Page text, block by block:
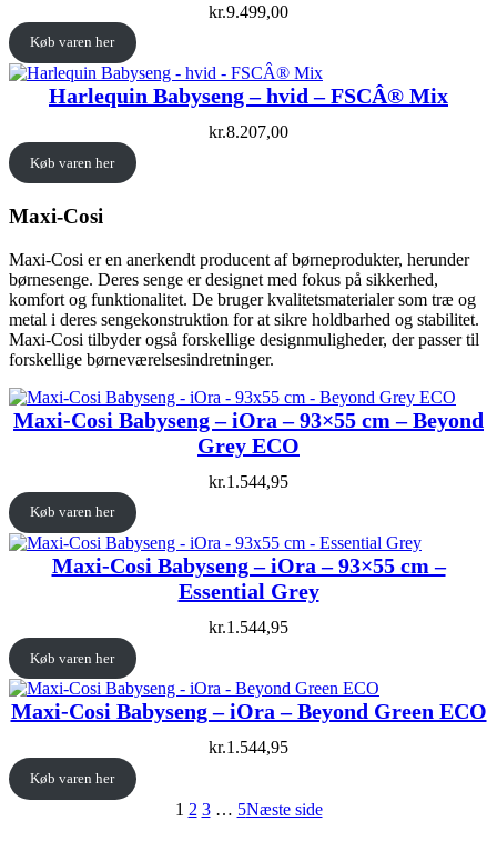
kr.9.499,00
Køb varen her
Harlequin Babyseng – hvid – FSCÂ® Mix
kr.8.207,00
Køb varen her
Maxi-Cosi
Maxi-Cosi er en anerkendt producent af børneprodukter, herunder
børnesenge. Deres senge er designet med fokus på sikkerhed,
komfort og funktionalitet. De bruger kvalitetsmaterialer som træ og
metal i deres sengekonstruktion for at sikre holdbarhed og stabilitet.
Maxi-Cosi tilbyder også forskellige designmuligheder, der passer til
forskellige børneværelsesindretninger.
Maxi-Cosi Babyseng – iOra – 93×55 cm – Beyond
Grey ECO
kr.1.544,95
Køb varen her
Maxi-Cosi Babyseng – iOra – 93×55 cm –
Essential Grey
kr.1.544,95
Køb varen her
Maxi-Cosi Babyseng – iOra – Beyond Green ECO
kr.1.544,95
Køb varen her
1 2 3 … 5Næste side